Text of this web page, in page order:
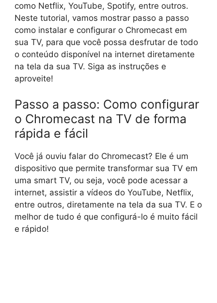
como Netflix, YouTube, Spotify, entre outros.
Neste tutorial, vamos mostrar passo a passo
como instalar e configurar o Chromecast em
sua TV, para que você possa desfrutar de todo
o conteúdo disponível na internet diretamente
na tela da sua TV. Siga as instruções e
aproveite!
Passo a passo: Como configurar
o Chromecast na TV de forma
rápida e fácil
Você já ouviu falar do Chromecast? Ele é um
dispositivo que permite transformar sua TV em
uma smart TV, ou seja, você pode acessar a
internet, assistir a vídeos do YouTube, Netflix,
entre outros, diretamente na tela da sua TV. E o
melhor de tudo é que configurá-lo é muito fácil
e rápido!